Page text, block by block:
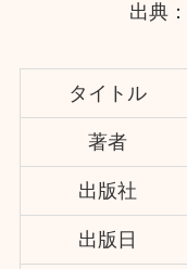
出典：
タイトル
著者
出版社
出版日